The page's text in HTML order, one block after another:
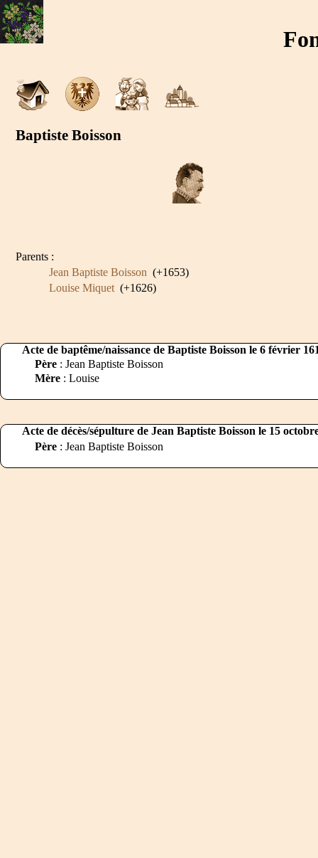
Baptiste Boisson
Parents :
Jean Baptiste Boisson (+1653)
Louise Miquet (+1626)
Acte de baptême/naissance de Baptiste Boisson le 6 février
Père : Jean Baptiste Boisson
Mère : Louise
Acte de décès/sépulture de Jean Baptiste Boisson le 15
Père : Jean Baptiste Boisson